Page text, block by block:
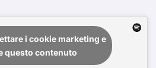
i cookie marketing e
questo contenuto